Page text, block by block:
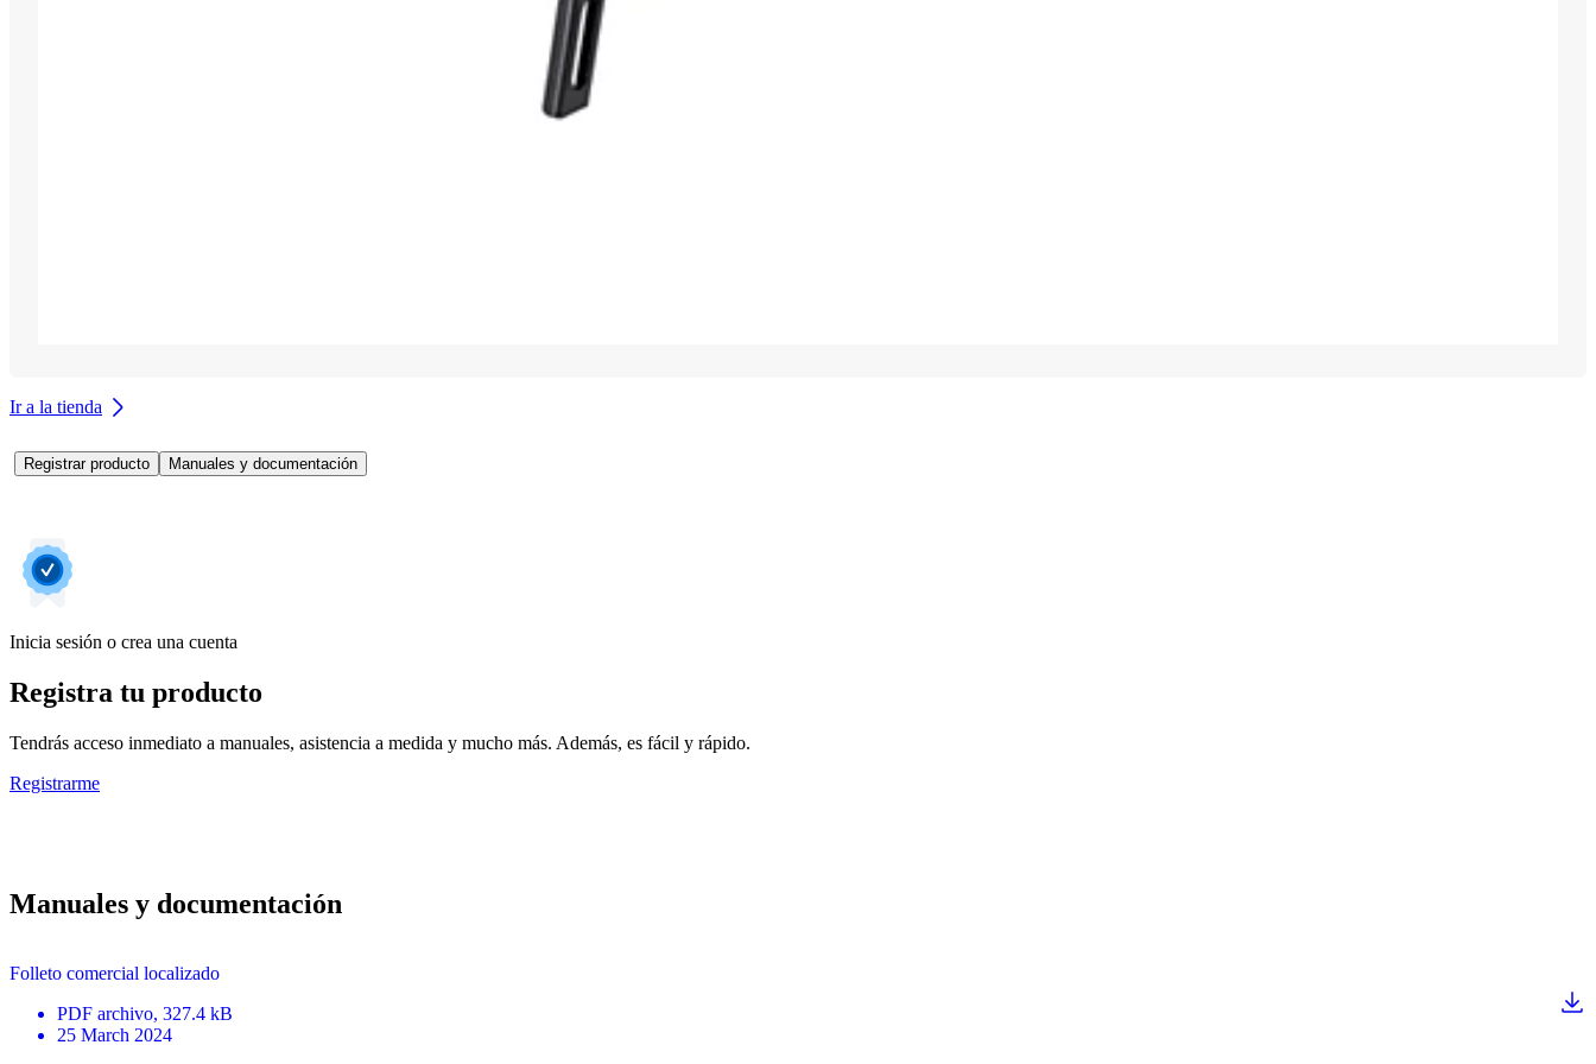
Ir a la tienda
Registrar producto Manuales y documentación
Inicia sesión o crea una cuenta
Registra tu producto
Tendrás acceso inmediato a manuales, asistencia a medida y mucho más. Además, es fácil y rápido.
Registrarme
Manuales y documentación
Folleto comercial localizado
PDF archivo, 327.4 kB
25 March 2024